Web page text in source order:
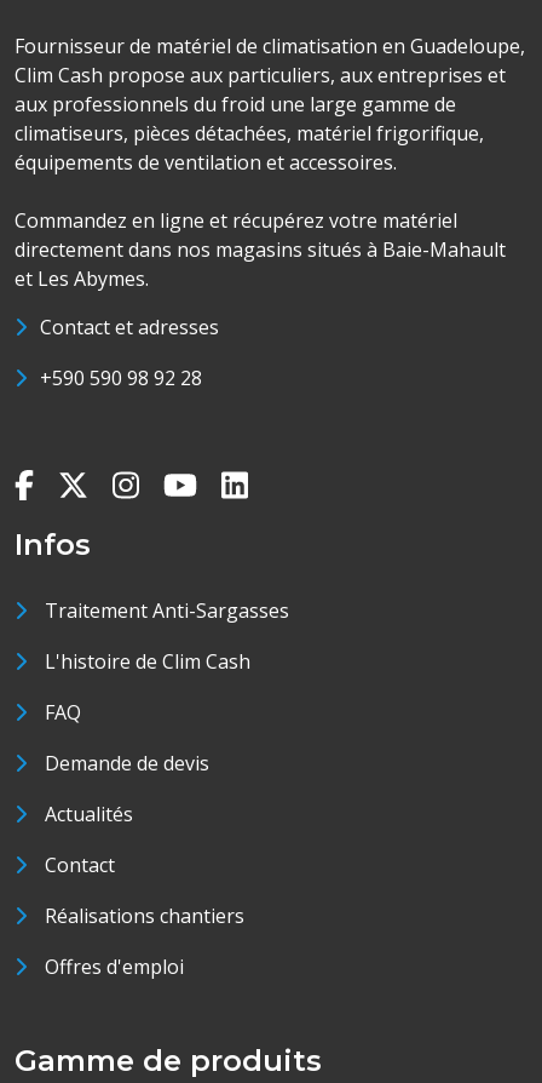
Fournisseur de matériel de climatisation en Guadeloupe,
Clim Cash propose aux particuliers, aux entreprises et
aux professionnels du froid une large gamme de
climatiseurs, pièces détachées, matériel frigorifique,
équipements de ventilation et accessoires.
Commandez en ligne et récupérez votre matériel
directement dans nos magasins situés à Baie-Mahault
et Les Abymes.
Contact et adresses
+590 590 98 92 28
Infos
Traitement Anti-Sargasses
L'histoire de Clim Cash
FAQ
Demande de devis
Actualités
Contact
Réalisations chantiers
Offres d'emploi
Gamme de produits